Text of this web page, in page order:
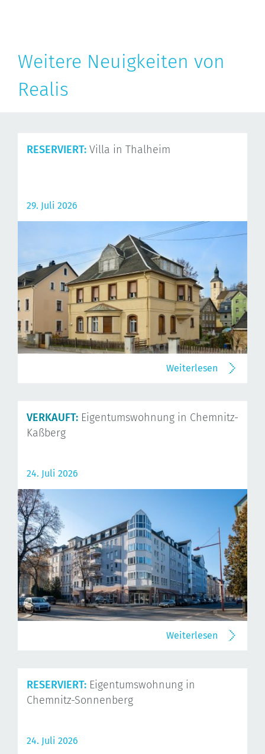
Weitere Neuigkeiten von
Realis
RESERVIERT: Villa in Thalheim
29. Juli 2026
Weiterlesen
VERKAUFT: Eigentumswohnung in Chemnitz-
Kaßberg
24. Juli 2026
Weiterlesen
RESERVIERT: Eigentumswohnung in
Chemnitz-Sonnenberg
24. Juli 2026